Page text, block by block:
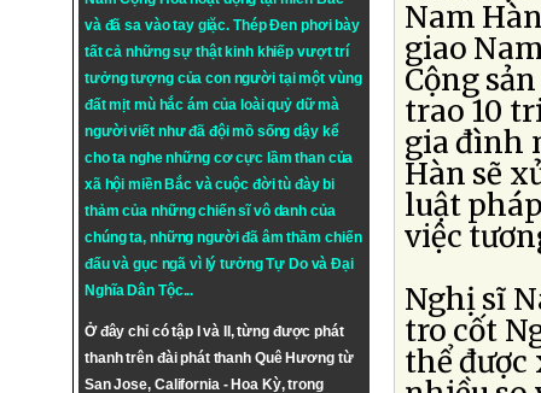
và đã sa vào tay giặc. Thép Đen phơi bày
tất cả những sự thật kinh khiếp vượt trí
tưởng tượng của con người tại một vùng
đất mịt mù hắc ám của loài quỷ dữ mà
người viết như đã đội mồ sống dậy kể
cho ta nghe những cơ cực lầm than của
xã hội miền Bắc và cuộc đời tù đày bi
thảm của những chiến sĩ vô danh của
chúng ta, những người đã âm thầm chiến
đấu và gục ngã vì lý tưởngTự DovàĐại
Nghĩa Dân Tộc...
Ở đây chỉ có tập I và II, từng được phát
thanh trên đài phát thanh Quê Hương từ
San Jose, California - Hoa Kỳ, trong
Nam
giao
Cộng
trao 10
gia đình
Hàn sẽ
luật
việc
Nghị sĩ
tro cốt
thể được